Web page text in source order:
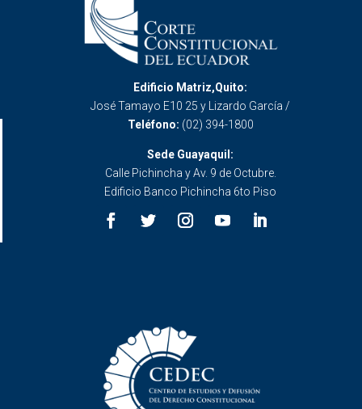
Edificio Matriz,Quito:
José Tamayo E10 25 y Lizardo García /
Teléfono: (02) 394-1800
Sede Guayaquil:
Calle Pichincha y Av. 9 de Octubre.
Edificio Banco Pichincha 6to Piso